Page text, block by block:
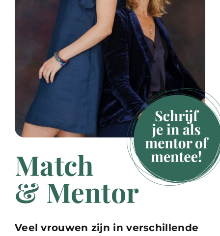
Match
& Mentor
Veel vrouwen zijn in verschillende